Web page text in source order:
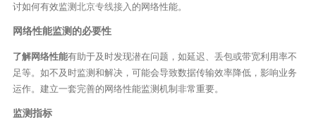
讨如何有效监测 北京专线接入 的网络性能。
网络性能监测的必要性
了解网络性能有助于及时发现潜在问题，如延迟、丢包或带宽利用率不
足等。如不及时监测和解决，可能会导致数据传输效率降低，影响业务
运作。建立一套完善的网络性能监测机制非常重要。
监测指标